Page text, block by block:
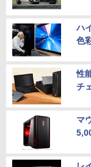
ハ
色
性
チ
マ